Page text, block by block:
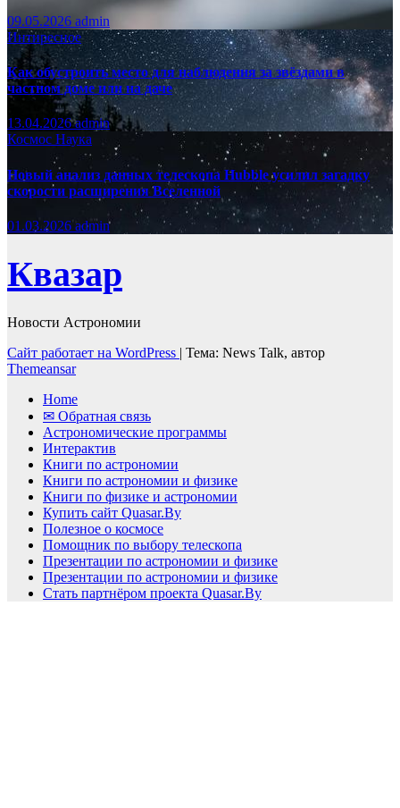
09.05.2026 admin
Интиресное
Как обустроить место для наблюдения за звёздами в
частном доме или на даче
13.04.2026admin
Космос Наука
Новый анализ данных телескопа Hubble усилил загадку
скорости расширения Вселенной
01.03.2026admin
Квазар
Новости Астрономии
Сайт работает на WordPress | Тема: News Talk, автор
Themeansar
Home
✉ Обратная связь
Астрономические программы
Интерактив
Книги по астрономии
Книги по астрономии и физике
Книги по физике и астрономии
Купить сайт Quasar.By
Полезное о космосе
Помощник по выбору телескопа
Презентации по астрономии и физике
Презентации по астрономии и физике
Стать партнёром проекта Quasar.By